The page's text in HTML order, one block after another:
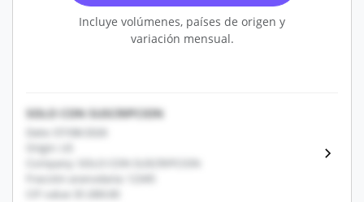
Incluye volúmenes, países de origen y
variación mensual.
SOLO CON SUSCRIPCION
Date: 07/08/2026
Origin: US
Company: SOLO CON SUSCRIPCION
Fracción arancelaria: 12345
CIF value: $1,000.00